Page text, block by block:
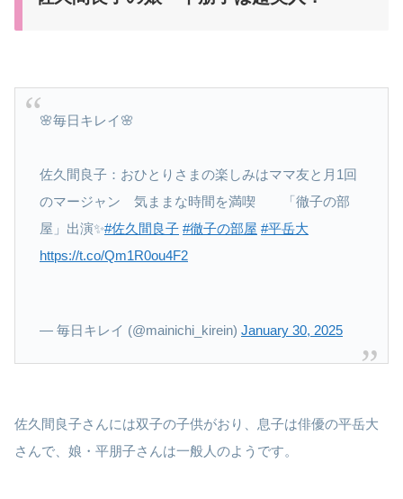
🌸毎日キレイ🌸
佐久間良子：おひとりさまの楽しみはママ友と月1回
のマージャン 気ままな時間を満喫 「徹子の部
屋」出演✨#佐久間良子 #徹子の部屋 #平岳大
https://t.co/Qm1R0ou4F2
— 毎日キレイ (@mainichi_kirein) January 30, 2025
佐久間良子さんには双子の子供がおり、息子は俳優の平岳大
さんで、娘・平朋子さんは一般人のようです。